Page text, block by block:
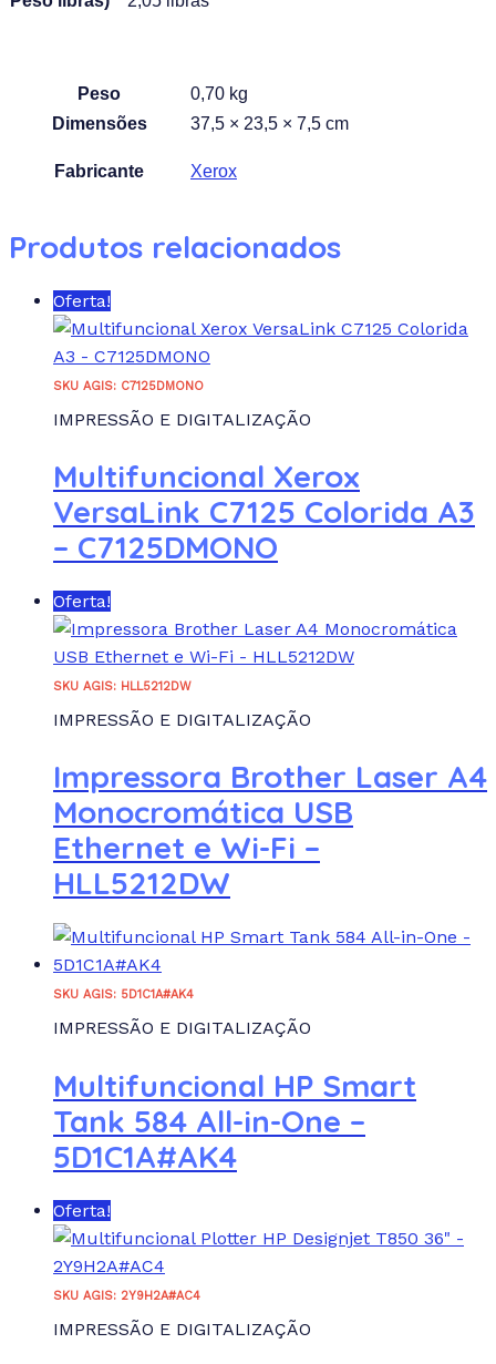
Peso
0,70 kg
Dimensões
37,5 × 23,5 × 7,5 cm
Fabricante Xerox
Produtos relacionados
Oferta!
SKU AGIS: C7125DMONO
IMPRESSÃO E DIGITALIZAÇÃO
Multifuncional Xerox
VersaLink C7125 Colorida A3
– C7125DMONO
Oferta!
SKU AGIS: HLL5212DW
IMPRESSÃO E DIGITALIZAÇÃO
Impressora Brother Laser A4
Monocromática USB
Ethernet e Wi-Fi –
HLL5212DW
SKU AGIS: 5D1C1A#AK4
IMPRESSÃO E DIGITALIZAÇÃO
Multifuncional HP Smart
Tank 584 All-in-One –
5D1C1A#AK4
Oferta!
SKU AGIS: 2Y9H2A#AC4
IMPRESSÃO E DIGITALIZAÇÃO